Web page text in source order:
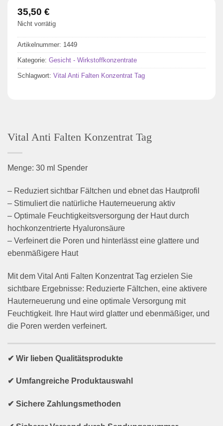
Vital Anti Falten Konzentrat Tag
Menge: 30 ml Spender
– Reduziert sichtbar Fältchen und ebnet das Hautprofil
– Stimuliert die natürliche Hauterneuerung aktiv
– Optimale Feuchtigkeitsversorgung der Haut durch
hochkonzentrierte Hyaluronsäure
– Verfeinert die Poren und hinterlässt eine glattere und
ebenmäßigere Haut
Mit dem Vital Anti Falten Konzentrat Tag erzielen Sie
sichtbare Ergebnisse: Reduzierte Fältchen, eine aktivere
Hauterneuerung und eine optimale Versorgung mit
Feuchtigkeit. Ihre Haut wird glatter und ebenmäßiger, und
die Poren werden verfeinert.
✔ Wir lieben Qualitätsprodukte
✔ Umfangreiche Produktauswahl
✔ Sichere Zahlungsmethoden
35,50 €
Nicht vorrätig
Artikelnummer: 1449
Kategorie: Gesicht - Wirkstoffkonzentrate
Schlagwort: Vital Anti Falten Konzentrat Tag